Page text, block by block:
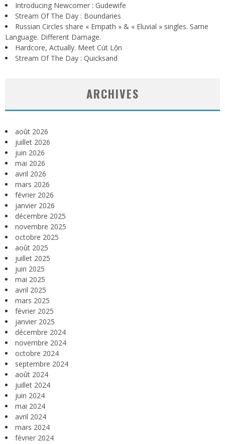
Introducing Newcomer : Gudewife
Stream Of The Day : Boundaries
Russian Circles share « Empath » & « Eluvial » singles. Same
Language. Different Damage.
Hardcore, Actually. Meet Cút Lộn
Stream Of The Day : Quicksand
ARCHIVES
août 2026
juillet 2026
juin 2026
mai 2026
avril 2026
mars 2026
février 2026
janvier 2026
décembre 2025
novembre 2025
octobre 2025
août 2025
juillet 2025
juin 2025
mai 2025
avril 2025
mars 2025
février 2025
janvier 2025
décembre 2024
novembre 2024
octobre 2024
septembre 2024
août 2024
juillet 2024
juin 2024
mai 2024
avril 2024
mars 2024
février 2024